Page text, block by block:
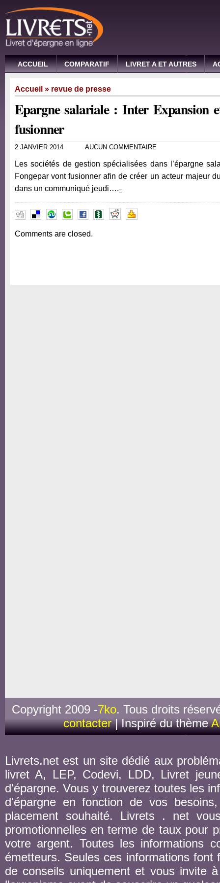
ACCUEIL COMPARATIF LIVRET A ET AUTRES
Accueil » revue de presse
Epargne salariale : Inter Expansion
fusionner
2 JANVIER 2014 AUCUN COMMENTAIRE
Les sociétés de gestion spécialisées dans l’épargne
Fongepar vont fusionner afin de créer un acteur majeur
dans un communiqué jeudi….
Comments are closed.
Copyright 2009 -7ko. Tous droits
contacter| Inspiré du thème
Livrets.net est un site dédié aux
livret A, LEP, Codevi, LDD, Livret
d'épargne. Vous y trouverez toutes les
d'épargne en fonction de vos
placement souhaité. Livrets . net
promotionnelles en terme de taux pour
votre argent. Toutes les informations
émetteurs. Seules ces informations
de conseils uniquement et vous invite